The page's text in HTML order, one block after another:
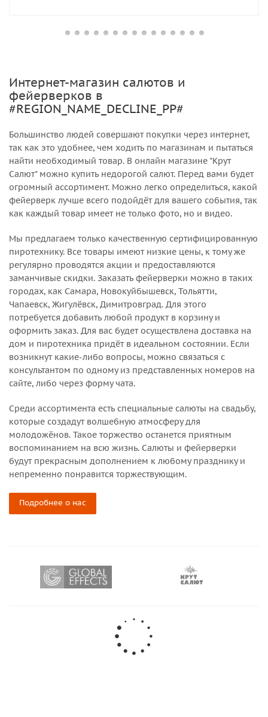
Интернет-магазин салютов и
фейерверков в
#REGION_NAME_DECLINE_PP#
Большинство людей совершают покупки через интернет,
так как это удобнее, чем ходить по магазинам и пытаться
найти необходимый товар. В онлайн магазине "Крут
Салют" можно купить недорогой салют. Перед вами будет
огромный ассортимент. Можно легко определиться, какой
фейерверк лучше всего подойдёт для вашего события, так
как каждый товар имеет не только фото, но и видео.
Мы предлагаем только качественную сертифицированную
пиротехнику. Все товары имеют низкие цены, к тому же
регулярно проводятся акции и предоставляются
заманчивые скидки. Заказать фейерверки можно в таких
городах, как Самара, Новокуйбышевск, Тольятти,
Чапаевск, Жигулёвск, Димитровград. Для этого
потребуется добавить любой продукт в корзину и
оформить заказ. Для вас будет осуществлена доставка на
дом и пиротехника придёт в идеальном состоянии. Если
возникнут какие-либо вопросы, можно связаться с
консультантом по одному из представленных номеров на
сайте, либо через форму чата.
Среди ассортимента есть специальные салюты на свадьбу,
которые создадут волшебную атмосферу для
молодожёнов. Такое торжество останется приятным
воспоминанием на всю жизнь. Салюты и фейерверки
будут прекрасным дополнением к любому празднику и
непременно понравится торжествующим.
Подробнее о нас